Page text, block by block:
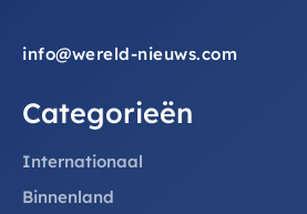
info@wereld-nieuws.com
Categorieën
Internationaal
Binnenland